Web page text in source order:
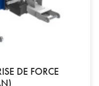
DE FORCE